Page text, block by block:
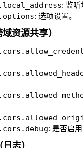
: 监听
: 选项设置。
资源共享）
: 是否启用
志）